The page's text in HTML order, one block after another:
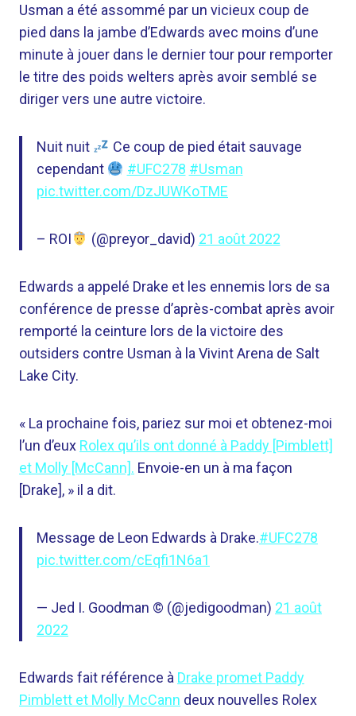
Usman a été assommé par un vicieux coup de
pied dans la jambe d’Edwards avec moins d’une
minute à jouer dans le dernier tour pour remporter
le titre des poids welters après avoir semblé se
diriger vers une autre victoire.
Nuit nuit
Ce coup de pied était sauvage
cependant
#UFC278 #Usman
pic.twitter.com/DzJUWKoTME
– ROI (@preyor_david) 21 août 2022
Edwards a appelé Drake et les ennemis lors de sa
conférence de presse d’après-combat après avoir
remporté la ceinture lors de la victoire des
outsiders contre Usman à la Vivint Arena de Salt
Lake City.
« La prochaine fois, pariez sur moi et obtenez-moi
l’un d’eux Rolex qu’ils ont donné à Paddy [Pimblett]
et Molly [McCann]. Envoie-en un à ma façon
[Drake], » il a dit.
Message de Leon Edwards à Drake.#UFC278
pic.twitter.com/cEqfi1N6a1
— Jed I. Goodman © (@jedigoodman) 21 août
2022
Edwards fait référence à Drake promet Paddy
Pimblett et Molly McCann deux nouvelles Rolex